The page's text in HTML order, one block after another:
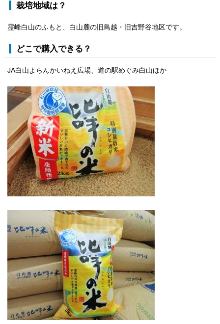
栽培地域は？
霊峰白山のふもと、白山麓の旧鳥越・旧吉野谷地区です。
どこで購入できる？
JA白山よらんかいねえ広場、道の駅めぐみ白山ほか